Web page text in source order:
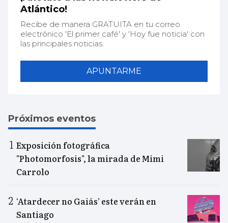
Atlántico!
Recibe de manera GRATUITA en tu correo
electrónico 'El primer café' y 'Hoy fue noticia' con
las principales noticias.
APUNTARME
Próximos eventos
Exposición fotográfica
"Photomorfosis", la mirada de Mimi
Carrolo
‘Atardecer no Gaiás’ este verán en
Santiago